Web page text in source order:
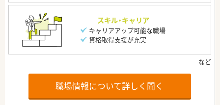
スキル・キャリア
キャリアアップ可能な職場
資格取得支援が充実
職場情報について詳しく聞く